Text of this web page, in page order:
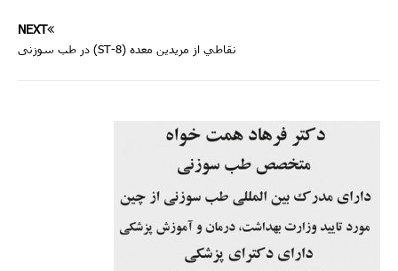
NEXT
نقاطي از مريدين معده (ST-8) در طب سوزنی